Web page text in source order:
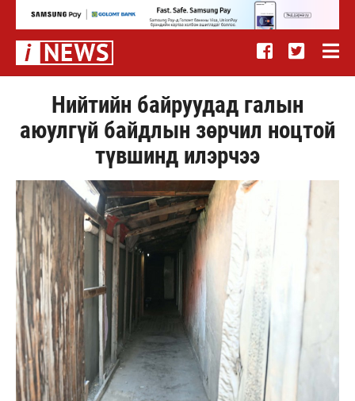
Нийтийн байруудад галын
аюулгүй байдлын зөрчил ноцтой
түвшинд илэрчээ